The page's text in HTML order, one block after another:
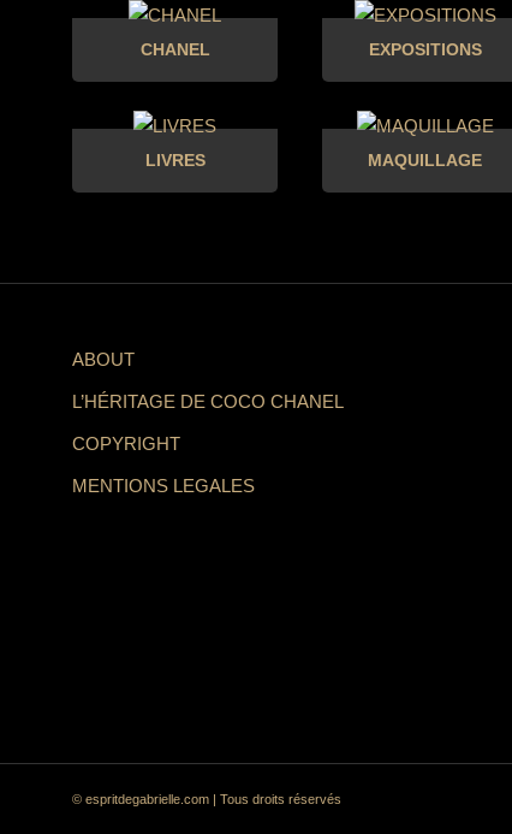
CHANEL EXPOSITIONS
LIVRES MAQUILLAGE
ABOUT
L’HÉRITAGE DE COCO CHANEL
COPYRIGHT
MENTIONS LEGALES
© espritdegabrielle.com | Tous droits réservés